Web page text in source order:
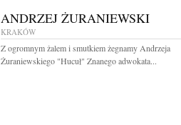
ANDRZEJ ŻURANIEWSKI
KRAKÓW
Z ogromnym żalem i smutkiem żegnamy Andrzeja
Żuraniewskiego "Hucuł" Znanego adwokata...